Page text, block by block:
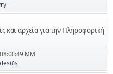
και αρχεία για την Πληροφορική
08:00:49 ΜΜ